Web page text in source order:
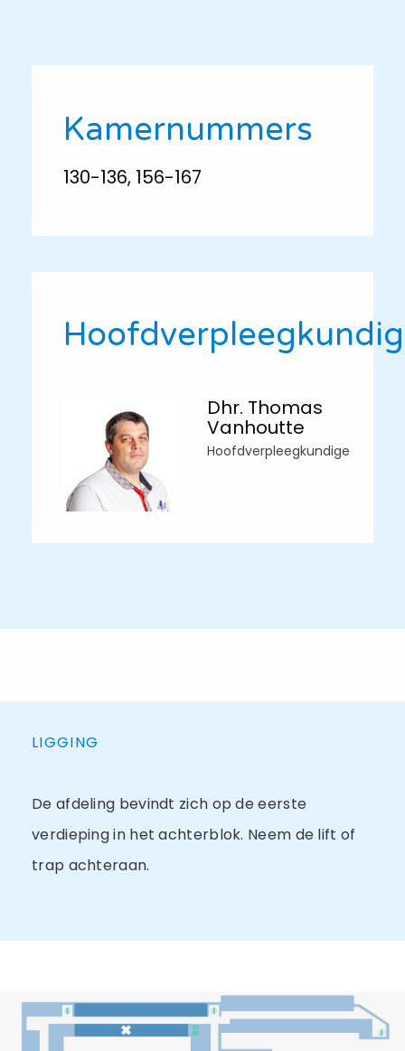
Kamernummers
130-136, 156-167
Dhr. Thomas
Vanhoutte
Hoofdverpleegkundige
LIGGING
De afdeling bevindt zich op de eerste
verdieping in het achterblok. Neem de lift of
trap achteraan.